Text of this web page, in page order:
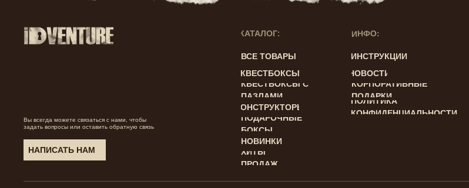
НАПИСАТЬ НАМ
КАТАЛОГ:
ВСЕ ТОВАРЫ
КВЕСТБОКСЫ
КВЕСТБОКСЫ С
ПАЗЛАМИ
КОНСТРУКТОРЫ
ПОДАРОЧНЫЕ
БОКСЫ
НОВИНКИ
ХИТЫ
ПРОДАЖ
ИНФО:
НОВОСТИ
ИНСТРУКЦИИ
КОРПОРАТИВНЫЕ
ПОДАРКИ
ПОЛИТИКА
КОНФИДЕНЦИАЛЬНОСТИ
Вы всегда можете связаться с нами, чтобы
задать вопросы или оставить обратную связь